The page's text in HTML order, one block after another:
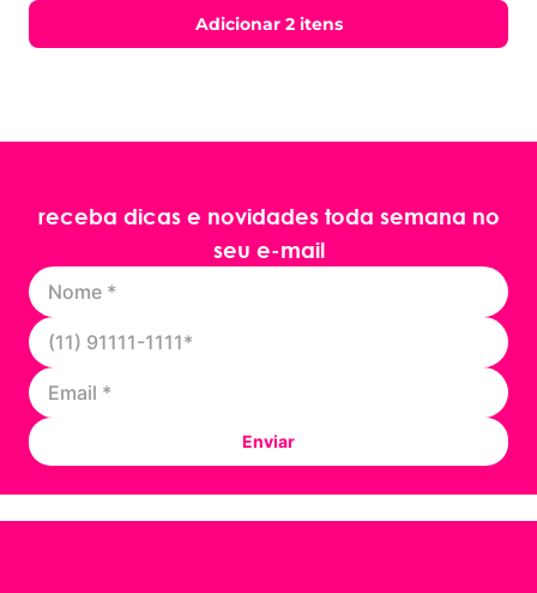
Adicionar 2 itens
receba dicas e novidades toda semana no
seu e-mail
Enviar